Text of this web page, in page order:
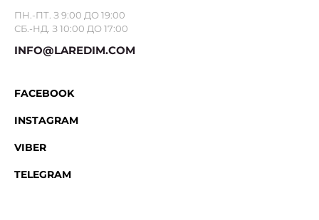
ПН.-ПТ. З 9:00 ДО 19:00
СБ.-НД. З 10:00 ДО 17:00
INFO@LAREDIM.COM
FACEBOOK
INSTAGRAM
VIBER
TELEGRAM